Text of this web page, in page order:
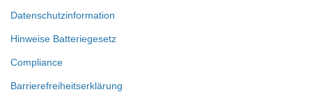
Datenschutzinformation
Hinweise Batteriegesetz
Compliance
Barrierefreiheitserklärung